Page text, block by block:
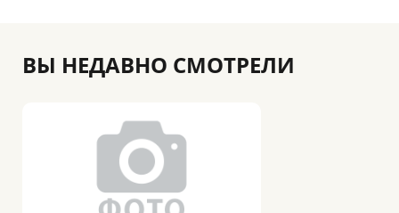
ВЫ НЕДАВНО СМОТРЕЛИ